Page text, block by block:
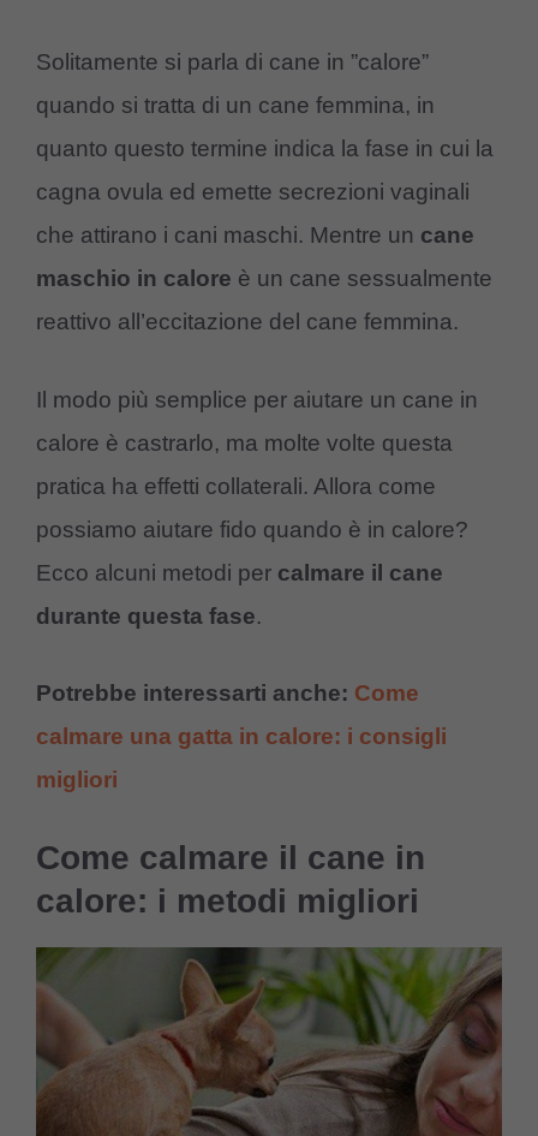
Solitamente si parla di cane in ”calore”
quando si tratta di un cane femmina, in
quanto questo termine indica la fase in cui la
cagna ovula ed emette secrezioni vaginali
che attirano i cani maschi. Mentre un cane
maschio in calore è un cane sessualmente
reattivo all’eccitazione del cane femmina.
Il modo più semplice per aiutare un cane in
calore è castrarlo, ma molte volte questa
pratica ha effetti collaterali. Allora come
possiamo aiutare fido quando è in calore?
Ecco alcuni metodi per calmare il cane
durante questa fase.
Potrebbe interessarti anche: Come
calmare una gatta in calore: i consigli
migliori
Come calmare il cane in
calore: i metodi migliori